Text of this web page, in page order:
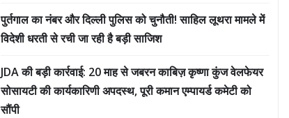
पुर्तगाल का नंबर और दिल्ली पुलिस को चुनौती! साहिल लूथरा मामले में
विदेशी धरती से रची जा रही है बड़ी साजिश
JDA की बड़ी कार्रवाई: 20 माह से जबरन काबिज़ कृष्णा कुंज वेलफेयर
सोसायटी की कार्यकारिणी अपदस्थ, पूरी कमान एम्पायर्ड कमेटी को
सौंपी